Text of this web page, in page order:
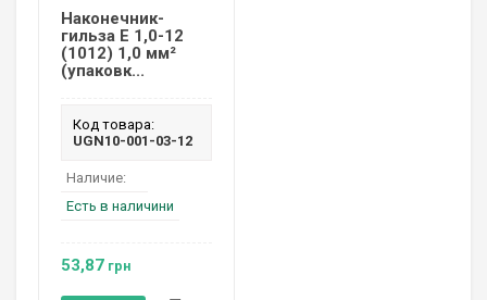
Наконечник-
гильза Е 1,0-12
(1012) 1,0 мм²
(упаковк...
Код товара:
UGN10-001-03-12
Наличие:
Есть в наличини
53,87 грн